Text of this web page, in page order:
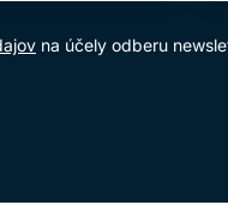
na účely odberu